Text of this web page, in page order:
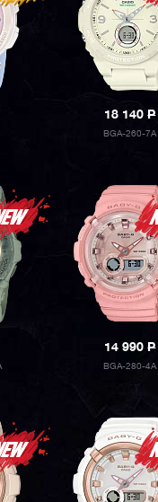
18 140P
BGA-260-7A
14 990P
BGA-280-4A